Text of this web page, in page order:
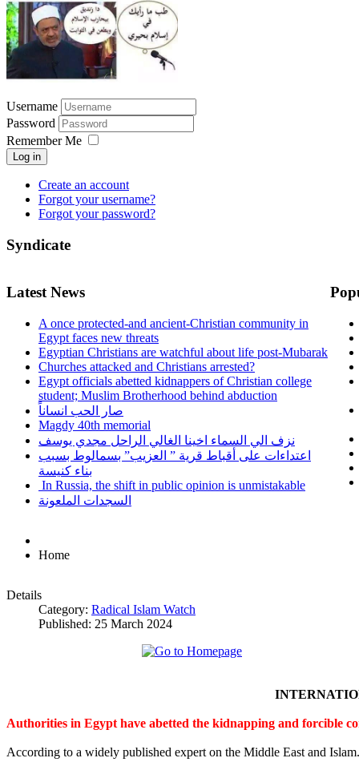
Username
Password
Remember Me
Log in
Create an account
Forgot your username?
Forgot your password?
Syndicate
Latest News
A once protected-and ancient-Christian community in
Egypt faces new threats
Egyptian Christians are watchful about life post-Mubarak
Churches attacked and Christians arrested?
Egypt officials abetted kidnappers of Christian college
student; Muslim Brotherhood behind abduction
صار الحب انساناً
Magdy 40th memorial
نزف الي السماء اخينا الغالي الراحل مجدي يوسف
اعتداءات على أقباط قرية ” العزيب” بسمالوط بسبب
بناء كنيسة
In Russia, the shift in public opinion is unmistakable
السجدات الملعونة
Home
Details
Category: Radical Islam Watch
Published: 25 March 2024
Authorities in Egypt have abetted the kidnapping and forcible
According to a widely published expert on the Middle East and Islam.